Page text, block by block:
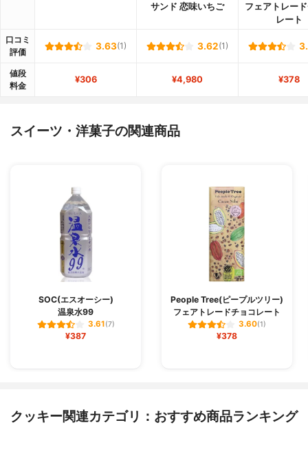
サンド 恋味いちご
フェアトレー
レート
口コミ
評価
3.63(1) 3.62(1)
値段
料金
¥306 ¥4,980 ¥378
スイーツ・洋菓子の関連商品
SOC(エスオーシー)
温泉水99
3.61(7)
¥387
People Tree(ピープルツリー)
フェアトレードチョコレート
3.60(1)
¥378
クッキー関連カテゴリ：おすすめ商品ランキング